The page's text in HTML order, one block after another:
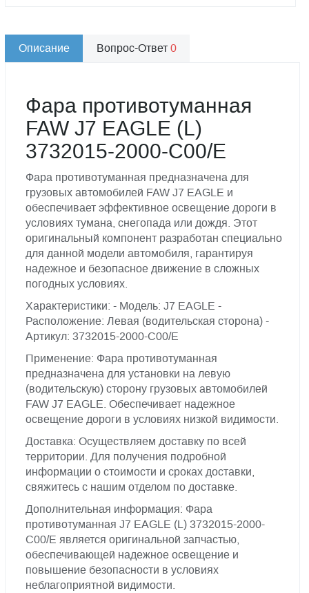
Описание Вопрос-Ответ0
Фара противотуманная
FAW J7 EAGLE (L)
3732015-2000-C00/E
Фара противотуманная предназначена для
грузовых автомобилей FAW J7 EAGLE и
обеспечивает эффективное освещение дороги в
условиях тумана, снегопада или дождя. Этот
оригинальный компонент разработан специально
для данной модели автомобиля, гарантируя
надежное и безопасное движение в сложных
погодных условиях.
Характеристики: - Модель: J7 EAGLE -
Расположение: Левая (водительская сторона) -
Артикул: 3732015-2000-C00/E
Применение: Фара противотуманная
предназначена для установки на левую
(водительскую) сторону грузовых автомобилей
FAW J7 EAGLE. Обеспечивает надежное
освещение дороги в условиях низкой видимости.
Доставка: Осуществляем доставку по всей
территории. Для получения подробной
информации о стоимости и сроках доставки,
свяжитесь с нашим отделом по доставке.
Дополнительная информация: Фара
противотуманная J7 EAGLE (L) 3732015-2000-
C00/E является оригинальной запчастью,
обеспечивающей надежное освещение и
повышение безопасности в условиях
неблагоприятной видимости.